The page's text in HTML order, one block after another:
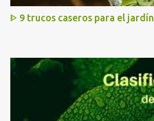
ᐈ 9 trucos caseros para el jardín